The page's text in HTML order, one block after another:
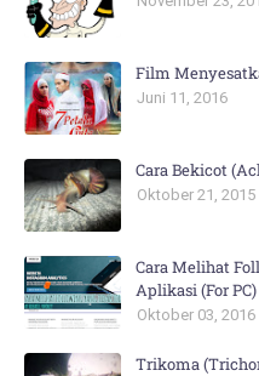
Film
Juni 11, 2016
Cara Bekicot
Oktober 21, 2015
Cara Melihat
Aplikasi (For PC)
Oktober 03, 2016
Trikoma